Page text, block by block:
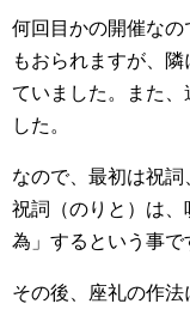
何回目かの開催な
もおられますが、
ていました。また、
した。
なので、最初は祝詞
祝詞（のりと）は
為」するという事で
その後、座礼の作法